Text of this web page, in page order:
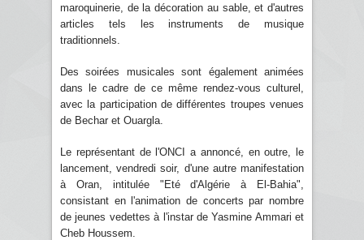
maroquinerie, de la décoration au sable, et d'autres
articles tels les instruments de musique
traditionnels.
Des soirées musicales sont également animées
dans le cadre de ce même rendez-vous culturel,
avec la participation de différentes troupes venues
de Bechar et Ouargla.
Le représentant de l'ONCI a annoncé, en outre, le
lancement, vendredi soir, d'une autre manifestation
à Oran, intitulée "Eté d'Algérie à El-Bahia",
consistant en l'animation de concerts par nombre
de jeunes vedettes à l'instar de Yasmine Ammari et
Cheb Houssem.